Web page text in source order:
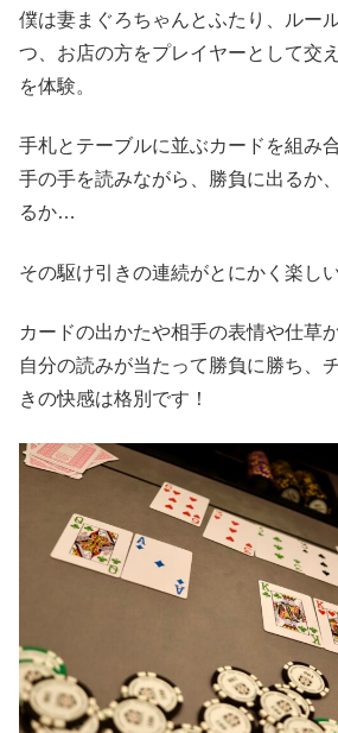
僕は妻まぐろちゃんとふたり、ルー
つ、お店の方をプレイヤーとして交
を体験。
手札とテーブルに並ぶカードを組み
手の手を読みながら、勝負に出るか
るか…
その駆け引きの連続がとにかく楽しい
カードの出かたや相手の表情や仕草
自分の読みが当たって勝負に勝ち、
きの快感は格別です！